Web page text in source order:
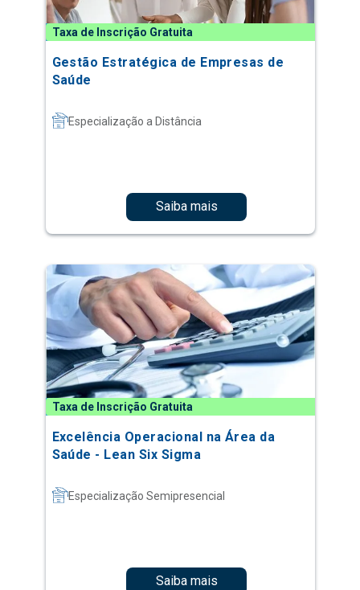
Taxa de Inscrição Gratuita
Gestão Estratégica de Empresas de
Saúde
Especialização a Distância
Saiba mais
Taxa de Inscrição Gratuita
Excelência Operacional na Área da
Saúde - Lean Six Sigma
Especialização Semipresencial
Saiba mais